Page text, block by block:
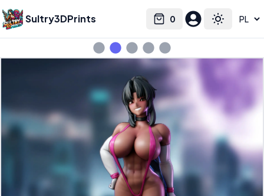
Sultry3DPrints 0
Cart Toggle
Select language